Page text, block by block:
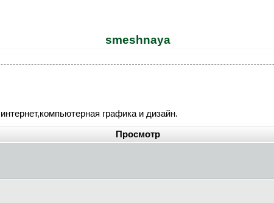
smeshnaya
графика и дизайн.
Просмотр